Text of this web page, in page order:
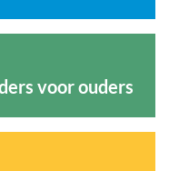
voor ouders